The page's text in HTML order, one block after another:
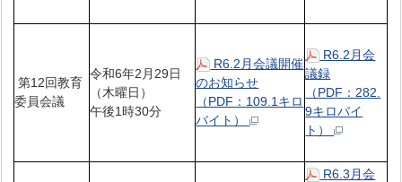
第12回教育
委員会議
令和6年2月29日
（木曜日）
午後1時30分
R6.2月会議開催
のお知らせ
（PDF：109.1キロ
バイト）
R6.2月会
議録
（PDF：282.
9キロバイ
ト）
R6.3月会